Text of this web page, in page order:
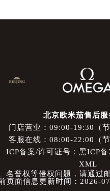
北京欧米茄售后
门店营业：09:00-19:30（
客服在线：08:00-22:00（节
ICP备案/许可证号：黑ICP
XML
誉权等侵权问题，请通
页面信息更新时间：2026-